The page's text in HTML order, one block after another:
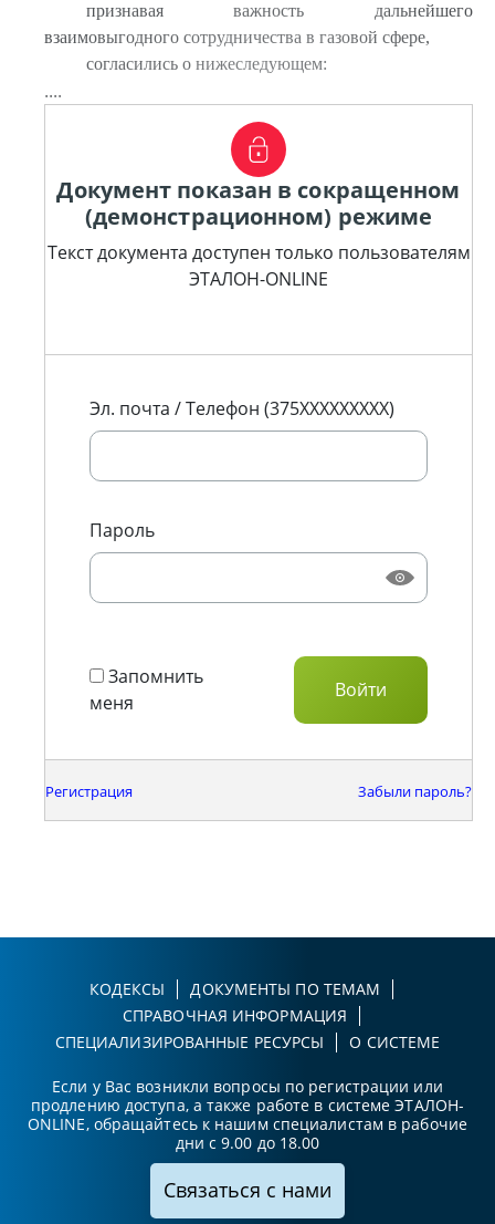
признавая важность дальнейшего
взаимовыгодного сотрудничества в газовой сфере,
согласились о нижеследующем:
....
Документ показан в сокращенном
(демонстрационном) режиме
Текст документа доступен только пользователям
ЭТАЛОН-ONLINE
Эл. почта / Телефон (375XXXXXXXXX)
Пароль
Запомнить
меня
Регистрация Забыли пароль?
КОДЕКСЫ
ДОКУМЕНТЫ ПО ТЕМАМ
СПРАВОЧНАЯ ИНФОРМАЦИЯ
СПЕЦИАЛИЗИРОВАННЫЕ РЕСУРСЫ
О СИСТЕМЕ
Если у Вас возникли вопросы по регистрации или
продлению доступа, а также работе в системе ЭТАЛОН-
ONLINE, обращайтесь к нашим специалистам в рабочие
дни с 9.00 до 18.00
Связаться с нами